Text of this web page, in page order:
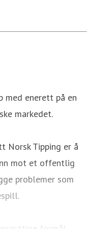
med enerett på en
markedet.
Norsk Tipping er å
mot et offentlig
problemer som